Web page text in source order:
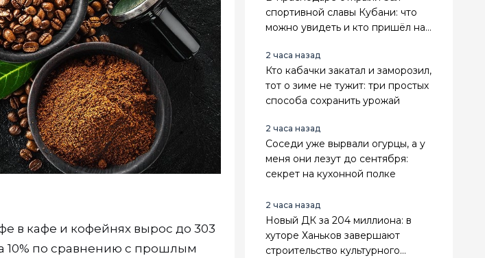
в кафе и кофейнях вырос до 303
10% по сравнению с прошлым
спортивной славы Кубани: что
можно увидеть и кто пришёл на
2 часа назад
Кто кабачки закатал и заморозил,
тот о зиме не тужит: три простых
способа сохранить урожай
2 часа назад
Соседи уже вырвали огурцы, а у
меня они лезут до сентября:
секрет на кухонной полке
2 часа назад
Новый ДК за 204 миллиона: в
хуторе Ханьков завершают
строительство культурного